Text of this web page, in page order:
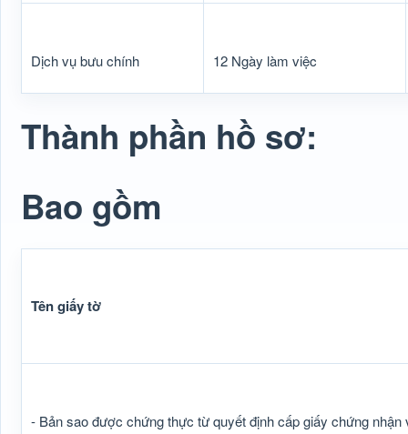
Dịch vụ bưu chính 12 Ngày làm việc
Thành phần hồ sơ:
Bao gồm
Tên giấy tờ
- Bản sao được chứng thực từ quyết định cấp giấy chứng